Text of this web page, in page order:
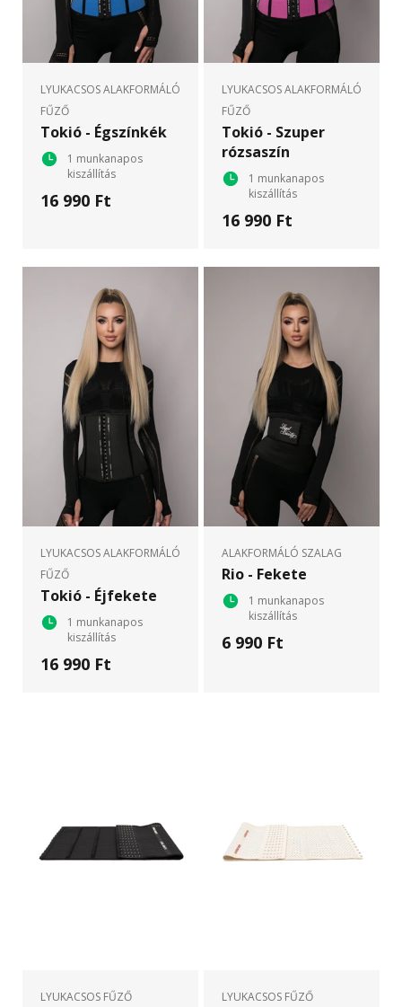
LYUKACSOS ALAKFORMÁLÓ
FŰZŐ
Tokió - Égszínkék
1 munkanapos
kiszállítás
16 990 Ft
LYUKACSOS ALAKFORMÁLÓ
FŰZŐ
Tokió - Szuper
rózsaszín
1 munkanapos
kiszállítás
16 990 Ft
LYUKACSOS ALAKFORMÁLÓ
FŰZŐ
Tokió - Éjfekete
1 munkanapos
kiszállítás
16 990 Ft
ALAKFORMÁLÓ SZALAG
Rio - Fekete
1 munkanapos
kiszállítás
6 990 Ft
LYUKACSOS FŰZŐ LYUKACSOS FŰZŐ